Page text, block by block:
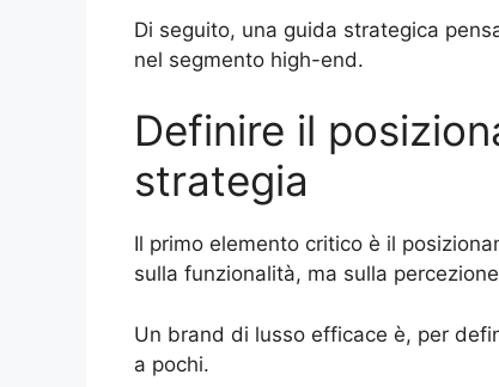
Di seguito, una guida strategica
nel segmento high-end.
Definire il
strategia
Il primo elemento critico è il
sulla funzionalità, ma sulla
Un brand di lusso efficace è, per
a pochi.